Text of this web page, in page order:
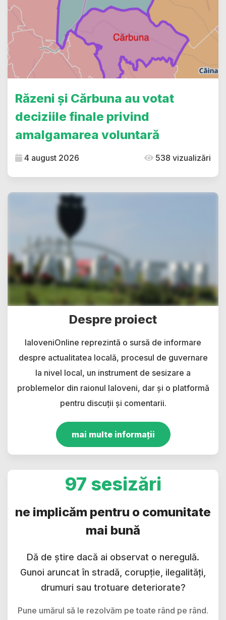
Răzeni și Cărbuna au votat
deciziile finale privind
amalgamarea voluntară
4 august 2026 538 vizualizări
Despre proiect
IaloveniOnline reprezintă o sursă de informare
despre actualitatea locală, procesul de guvernare
la nivel local, un instrument de sesizare a
problemelor din raionul Ialoveni, dar și o platformă
pentru discuții și comentarii.
mai multe informații
97 sesizări
ne implicăm pentru o comunitate
mai bună
Dă de știre dacă ai observat o neregulă.
Gunoi aruncat în stradă, corupție, ilegalități,
drumuri sau trotuare deteriorate?
Pune umărul să le rezolvăm pe toate rând pe rând.